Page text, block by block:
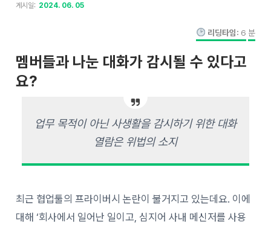
게시일: 2024. 06. 05
리딩타임: 6 분
멤버들과 나눈 대화가 감시될 수 있다고
요?
업무 목적이 아닌 사생활을 감시하기 위한 대화
열람은 위법의 소지
최근 협업툴의 프라이버시 논란이 불거지고 있는데요. 이에
대해 ‘회사에서 일어난 일이고, 심지어 사내 메신저를 사용